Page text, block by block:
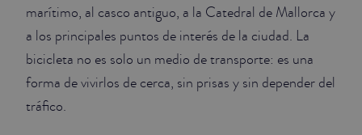
marítimo, al casco antiguo, a la Catedral de Mallorca y
a los principales puntos de interés de la ciudad. La
bicicleta no es solo un medio de transporte: es una
forma de vivirlos de cerca, sin prisas y sin depender del
tráfico.